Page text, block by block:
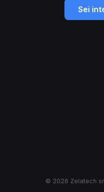
Sei
© 2026 Zelatech